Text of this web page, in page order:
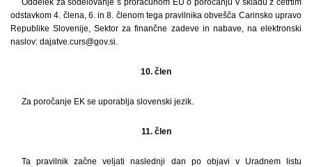
odstavkom 4. člena, 6. in 8. členom tega pravilnika obvešča Carinsko upravo
Republike Slovenije, Sektor za finančne zadeve in nabave, na elektronski
naslov: dajatve.curs@gov.si.
10. člen
Za poročanje EK se uporablja slovenski jezik.
11. člen
Ta pravilnik začne veljati naslednji dan po objavi v Uradnem listu